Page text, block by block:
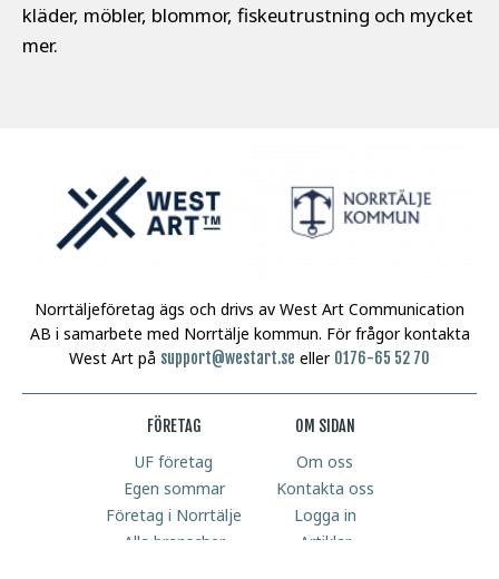
kläder, möbler, blommor, fiskeutrustning och mycket
mer.
Norrtäljeföretag ägs och drivs av West Art Communication
AB i samarbete med Norrtälje kommun. För frågor kontakta
West Art på support@westart.se eller 0176-65 52 70
FÖRETAG
UF företag
Egen sommar
Företag i Norrtälje
Alla branscher
OM SIDAN
Om oss
Kontakta oss
Logga in
Artiklar